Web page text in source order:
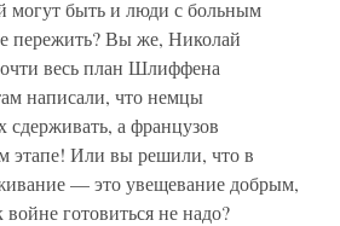
могут быть и люди с больным
пережить? Вы же, Николай
весь план Шлиффена
написали, что немцы
сдерживать, а французов
этапе! Или вы решили, что в
— это увещевание добрым,
готовиться не надо?